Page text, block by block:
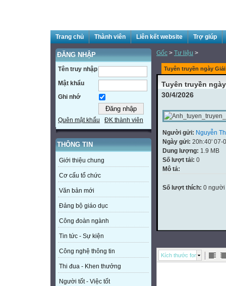
Trang chủ Thành viên Liên kết website Trợ giúp
ĐĂNG NHẬP
Tên truy nhập
Mật khẩu
Ghi nhớ
Quên mật khẩu ĐK thành viên
THÔNG TIN
Giới thiệu chung
Cơ cấu tổ chức
Văn bản mới
Đảng bộ giáo dục
Công đoàn ngành
Tin tức - Sự kiện
Công nghệ thông tin
Thi đua - Khen thưởng
Người tốt - Việc tốt
Gốc > Tư liệu >
Tuyên truyền ngày
Tuyên truyền
30/4/2026
Người gửi: Nguyễn
Ngày gửi: 20h:40' 07-
Dung lượng: 1.9 MB
Số lượt tải: 0
Mô tả:
Số lượt thích: 0 người
Kích thước font